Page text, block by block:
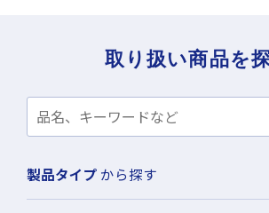
取り扱い商品を
製品タイプ から探す